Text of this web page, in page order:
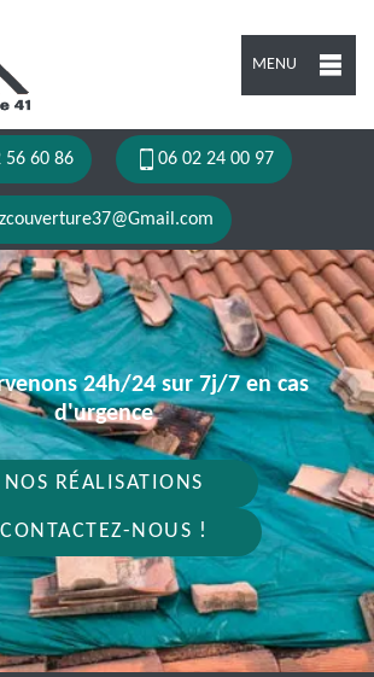
MENU
56 60 86 06 02 24 00 97
24h/24 sur 7j/7 en cas
d'urgence
NOS RÉALISATIONS
CONTACTEZ-NOUS !